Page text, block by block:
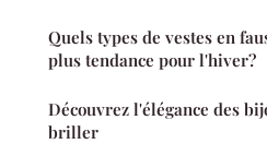
Quels types de vestes en
plus tendance pour l'hiver?
Découvrez l'élégance des
briller